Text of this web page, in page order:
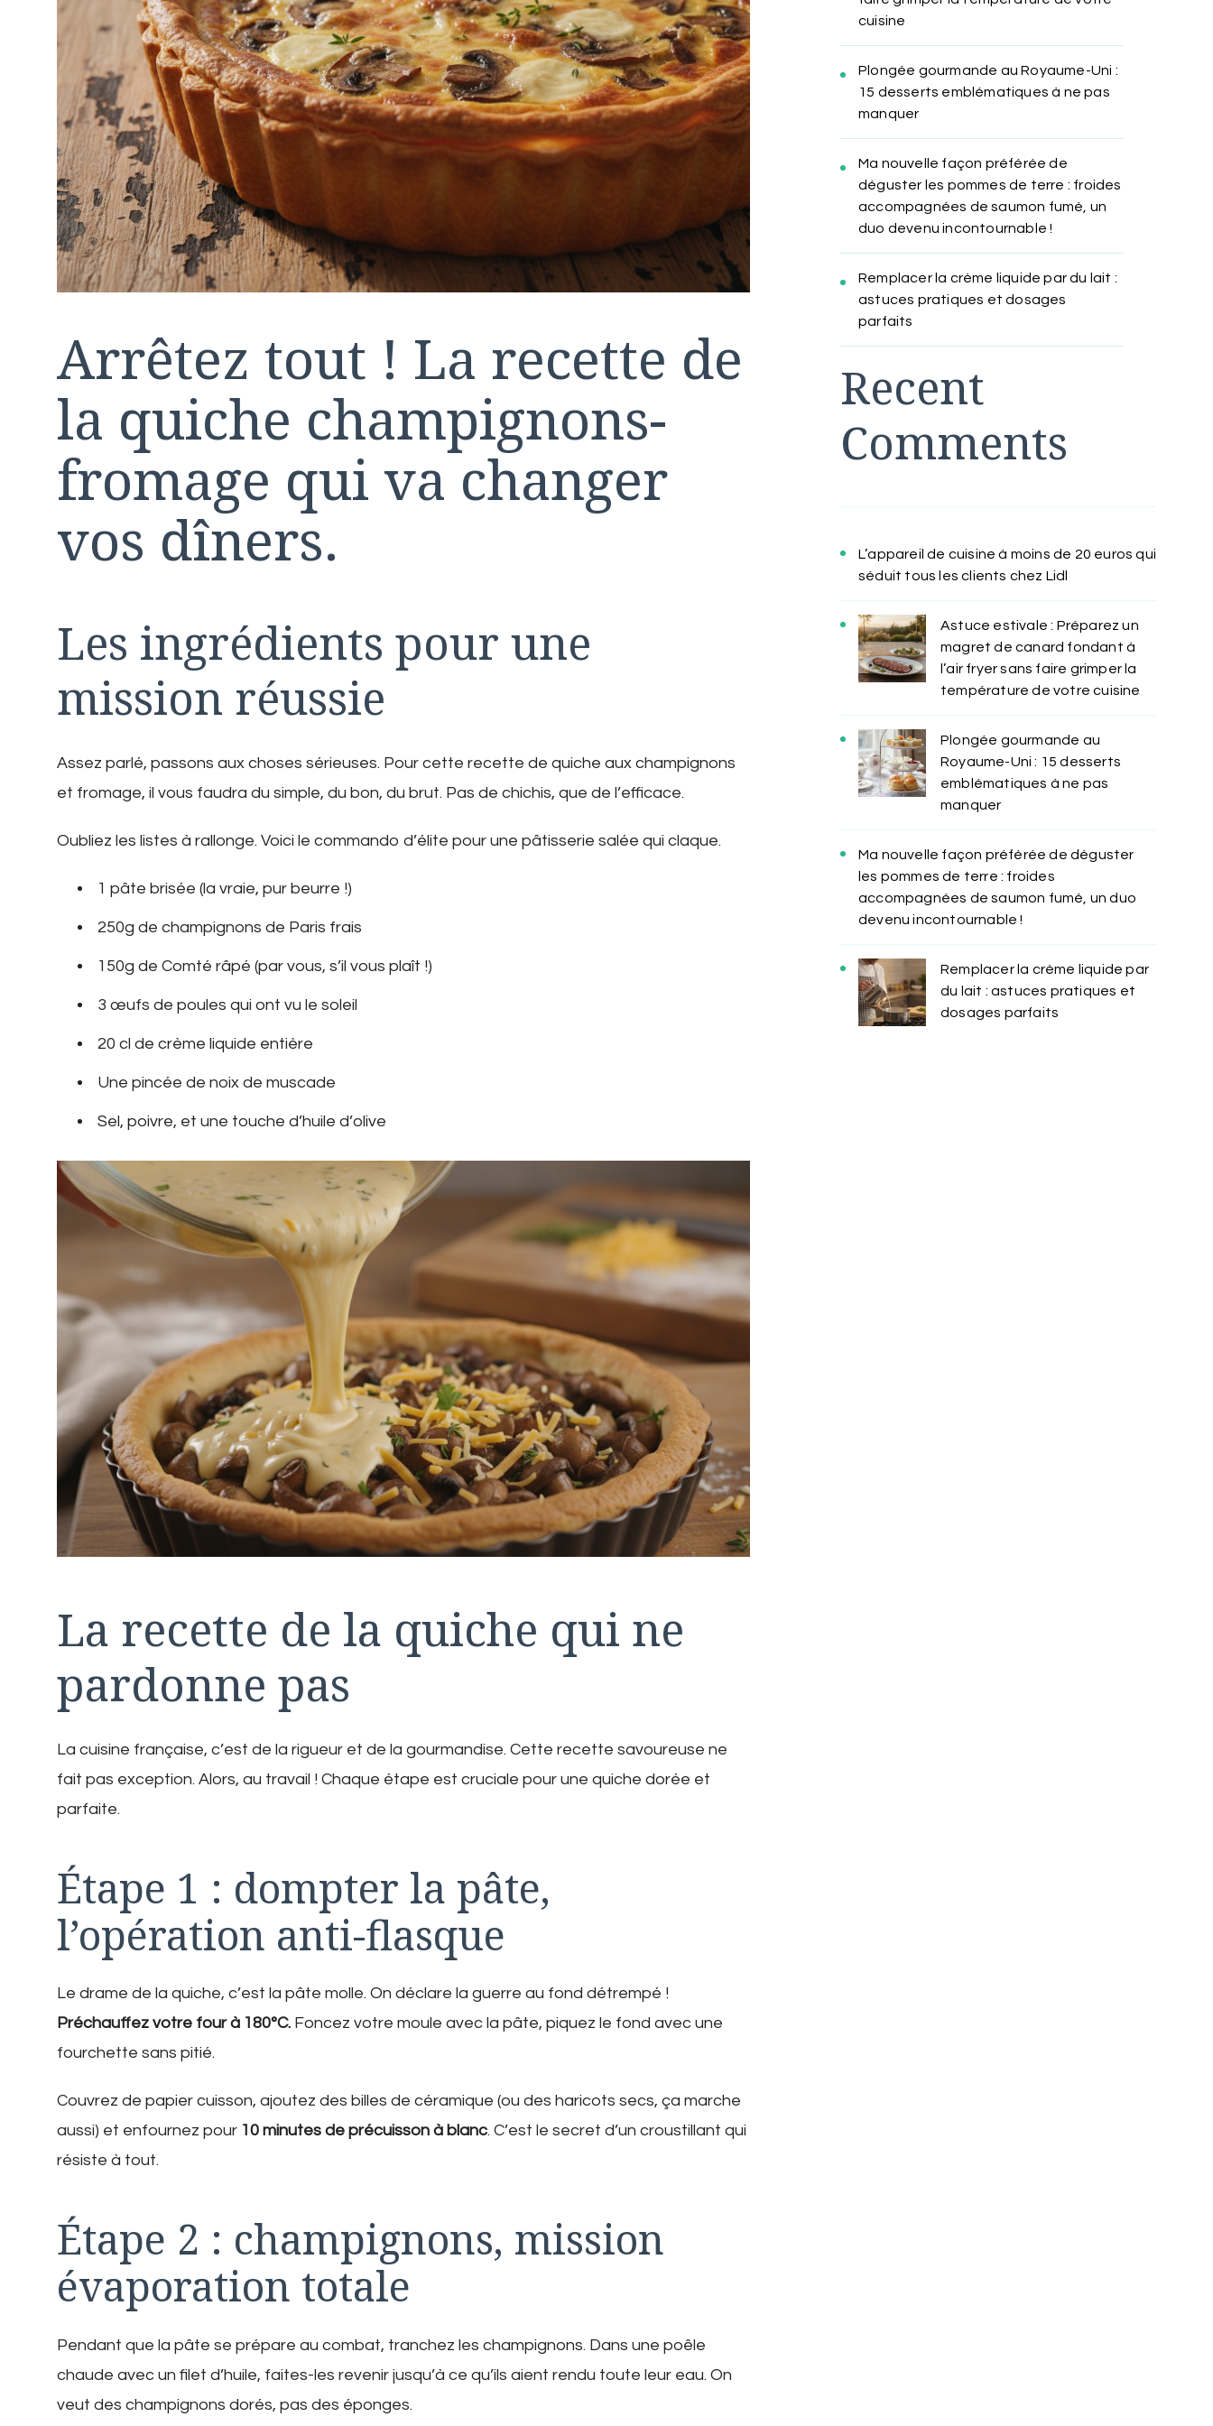
parfaitement
dorée
Arrêtez tout ! La recette de
la quiche champignons-
fromage qui va changer
vos dîners.
Les ingrédients pour une
mission réussie
Assez parlé, passons aux choses sérieuses. Pour cette recette de quiche aux champignons
et fromage, il vous faudra du simple, du bon, du brut. Pas de chichis, que de l’efficace.
Oubliez les listes à rallonge. Voici le commando d’élite pour une pâtisserie salée qui claque.
1 pâte brisée (la vraie, pur beurre !)
250g de champignons de Paris frais
150g de Comté râpé (par vous, s’il vous plaît !)
3 œufs de poules qui ont vu le soleil
20 cl de crème liquide entière
Une pincée de noix de muscade
Sel, poivre, et une touche d’huile d’olive
La recette de la quiche qui ne
pardonne pas
La cuisine française, c’est de la rigueur et de la gourmandise. Cette recette savoureuse ne
fait pas exception. Alors, au travail ! Chaque étape est cruciale pour une quiche dorée et
parfaite.
Étape 1 : dompter la pâte,
l’opération anti-flasque
Le drame de la quiche, c’est la pâte molle. On déclare la guerre au fond détrempé !
Préchauffez votre four à 180°C. Foncez votre moule avec la pâte, piquez le fond avec une
fourchette sans pitié.
Couvrez de papier cuisson, ajoutez des billes de céramique (ou des haricots secs, ça marche
aussi) et enfournez pour 10 minutes de précuisson à blanc. C’est le secret d’un croustillant qui
résiste à tout.
Étape 2 : champignons, mission
évaporation totale
Pendant que la pâte se prépare au combat, tranchez les champignons. Dans une poêle
chaude avec un filet d’huile, faites-les revenir jusqu’à ce qu’ils aient rendu toute leur eau. On
veut des champignons dorés, pas des éponges.
cuisine
Plongée gourmande au Royaume-Uni :
15 desserts emblématiques à ne pas
manquer
Ma nouvelle façon préférée de
déguster les pommes de terre : froides
accompagnées de saumon fumé, un
duo devenu incontournable !
Remplacer la crème liquide par du lait :
astuces pratiques et dosages
parfaits
Recent
Comments
L’appareil de cuisine à moins de 20 euros qui
séduit tous les clients chez Lidl
Astuce estivale : Préparez un
magret de canard fondant à
l’air fryer sans faire grimper la
température de votre cuisine
Plongée gourmande au
Royaume-Uni : 15 desserts
emblématiques à ne pas
manquer
Ma nouvelle façon préférée de déguster
les pommes de terre : froides
accompagnées de saumon fumé, un duo
devenu incontournable !
Remplacer la crème liquide par
du lait : astuces pratiques et
dosages parfaits